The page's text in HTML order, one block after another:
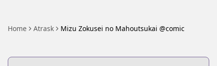
Home Atrask Mizu Zokusei no Mahoutsukai @comic